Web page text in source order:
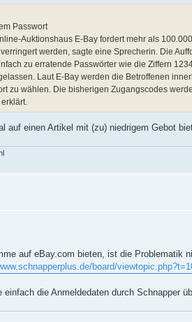
Passwort
Auktionshaus E-Bay fordert mehr als
werden, sagte eine Sprecherin. Die
zu erratende Passwörter wie die Ziffern
Laut E-Bay werden die Betroffenen
zu wählen. Die bisherigen Zugangscodes
auf einen Artikel mit (zu) niedrigem Gebot
auf eBay.com bieten, ist die
board/
die Anmeldedaten durch Schnapper